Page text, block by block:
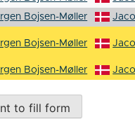
Bojsen-Møller
Bojsen-Møller
Bojsen-Møller
to fill form